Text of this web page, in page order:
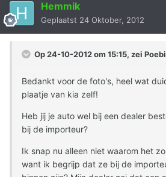
Hemmik
Geplaatst 24 Oktober, 2012
Op 24-10-2012 om 15:15, zei
Bedankt voor de foto's, heel wat
plaatje van kia zelf!
Heb jij je auto wel bij een dealer
bij de importeur?
Ik snap nu alleen niet waarom het
want ik begrijp dat ze bij de